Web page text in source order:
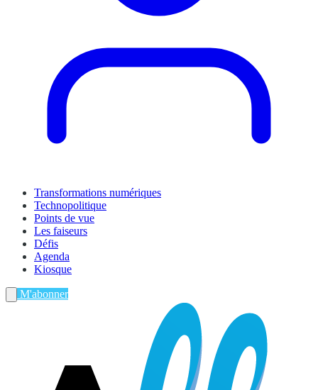
Transformations numériques
Technopolitique
Points de vue
Les faiseurs
Défis
Agenda
Kiosque
M'abonner